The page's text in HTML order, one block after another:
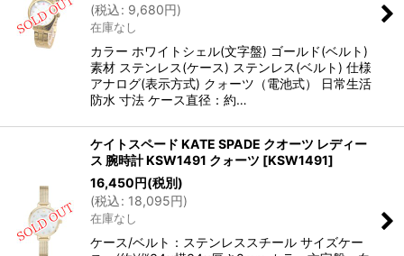
(税込: 9,680円)
在庫なし
カラー ホワイトシェル(文字盤) ゴールド(ベルト)
素材 ステンレス(ケース) ステンレス(ベルト) 仕様
アナログ(表示方式) クォーツ（電池式） 日常生活
防水 寸法 ケース直径：約…
ケイトスペード KATE SPADE クオーツ レディー
ス 腕時計 KSW1491 クォーツ [KSW1491]
16,450円(税別)
(税込: 18,095円)
在庫なし
ケース/ベルト：ステンレススチール サイズケー